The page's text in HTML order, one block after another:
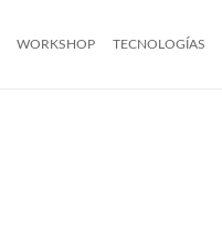
WORKSHOP TECNOLOGÍAS